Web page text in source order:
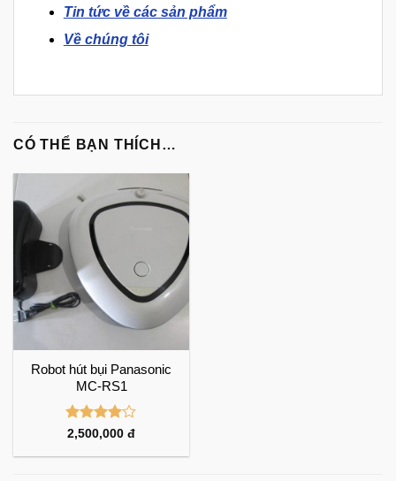
Tin tức về các sản phẩm
Về chúng tôi
CÓ THỂ BẠN THÍCH…
Robot hút bụi Panasonic
MC-RS1
Được
45 sao
2,500,000 đ